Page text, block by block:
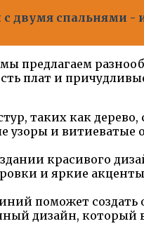
двумя спальнями -
предлагаем
плат и
таких как
узоры и
красивого
и яркие
поможет
дизайн, который